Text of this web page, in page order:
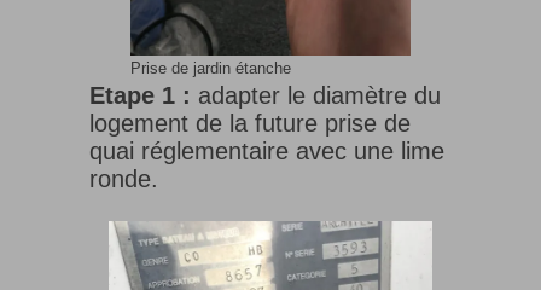
Prise de jardin étanche
Etape 1 : adapter le diamètre du
logement de la future prise de
quai réglementaire avec une lime
ronde.